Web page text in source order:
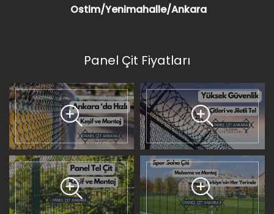
Ostim/Yenimahalle/Ankara
Panel Çit Fiyatları